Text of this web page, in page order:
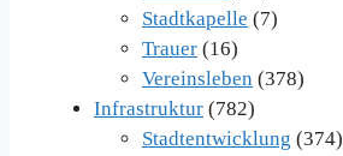
Stadtkapelle (7)
Trauer (16)
Vereinsleben (378)
Infrastruktur (782)
Stadtentwicklung (374)